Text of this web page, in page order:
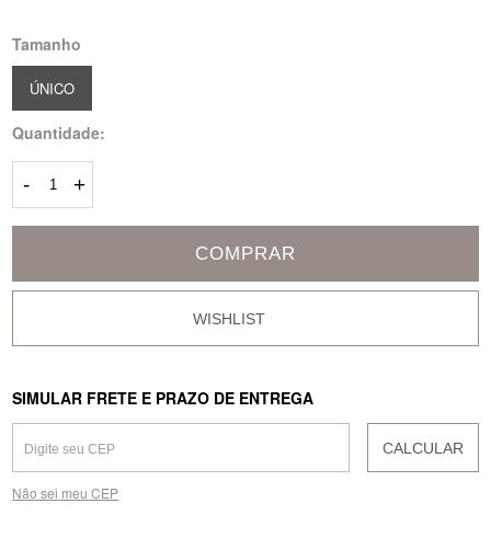
Tamanho
ÚNICO
Quantidade:
- +
COMPRAR
SIMULAR FRETE E PRAZO DE ENTREGA
CALCULAR
Não sei meu CEP